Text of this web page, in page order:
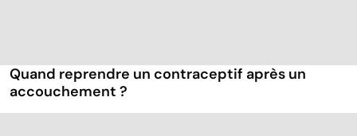
Quand reprendre un contraceptif après un
accouchement ?